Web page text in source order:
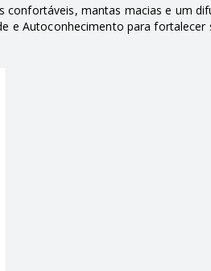
confortáveis, mantas macias e um
e Autoconhecimento para fortalecer